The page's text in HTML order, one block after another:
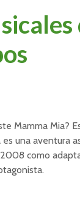
Mamma Mia?
una aventura
como